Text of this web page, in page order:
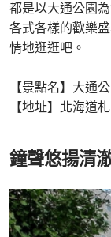
都是以大通公園
各式各樣的歡樂
情地逛逛吧。
【景點名】大通
【地址】北海道
鐘聲悠揚清